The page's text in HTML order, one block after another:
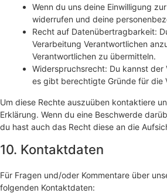
Wenn du uns deine Einwilligung
widerrufen und deine
Recht auf Datenübertragbarkeit:
Verarbeitung Verantwortlichen
Verantwortlichen zu übermitteln.
Widerspruchsrecht: Du kannst
es gibt berechtigte Gründe für die
Um diese Rechte auszuüben kontaktiere
Erklärung. Wenn du eine Beschwerde
du hast auch das Recht diese an die
10. Kontaktdaten
Für Fragen und/oder Kommentare über
folgenden Kontaktdaten: